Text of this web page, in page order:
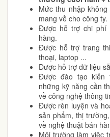
Mức thu nhập
mang về cho công ty.
Được hỗ trợ chi phí
hàng.
Được hỗ trợ trang
thoại, laptop ...
Được hỗ trợ dữ liệu
Được đào tạo kiến
những kỹ năng cần
về công nghệ thông
Được rèn luyện và
sản phẩm, thị
về nghệ thuật bán
Môi trường làm việc